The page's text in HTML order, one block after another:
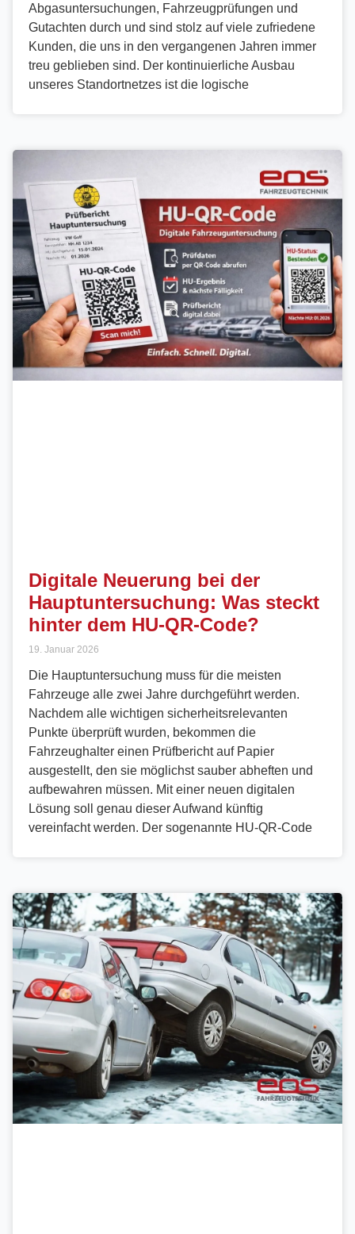
Abgasuntersuchungen, Fahrzeugprüfungen und
Gutachten durch und sind stolz auf viele zufriedene
Kunden, die uns in den vergangenen Jahren immer
treu geblieben sind. Der kontinuierliche Ausbau
unseres Standortnetzes ist die logische
Digitale Neuerung bei der
Hauptuntersuchung: Was steckt
hinter dem HU-QR-Code?
19. Januar 2026
Die Hauptuntersuchung muss für die meisten
Fahrzeuge alle zwei Jahre durchgeführt werden.
Nachdem alle wichtigen sicherheitsrelevanten
Punkte überprüft wurden, bekommen die
Fahrzeughalter einen Prüfbericht auf Papier
ausgestellt, den sie möglichst sauber abheften und
aufbewahren müssen. Mit einer neuen digitalen
Lösung soll genau dieser Aufwand künftig
vereinfacht werden. Der sogenannte HU-QR-Code